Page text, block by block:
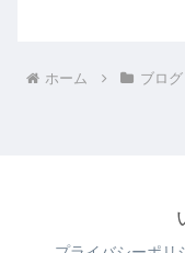
ホーム ブログ